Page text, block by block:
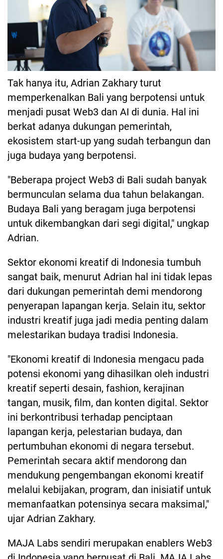
Tak hanya itu, Adrian Zakhary turut
memperkenalkan Bali yang berpotensi untuk
menjadi pusat Web3 dan AI di dunia. Hal ini
berkat adanya dukungan pemerintah,
ekosistem start-up yang sudah terbangun dan
juga budaya yang berpotensi.
"Beberapa project Web3 di Bali sudah banyak
bermunculan selama dua tahun belakangan.
Budaya Bali yang beragam juga berpotensi
untuk dikembangkan dari segi digital," ungkap
Adrian.
Sektor ekonomi kreatif di Indonesia tumbuh
sangat baik, menurut Adrian hal ini tidak lepas
dari dukungan pemerintah demi mendorong
penyerapan lapangan kerja. Selain itu, sektor
industri kreatif juga jadi media penting dalam
melestarikan budaya tradisi Indonesia.
"Ekonomi kreatif di Indonesia mengacu pada
potensi ekonomi yang dihasilkan oleh industri
kreatif seperti desain, fashion, kerajinan
tangan, musik, film, dan konten digital. Sektor
ini berkontribusi terhadap penciptaan
lapangan kerja, pelestarian budaya, dan
pertumbuhan ekonomi di negara tersebut.
Pemerintah secara aktif mendorong dan
mendukung pengembangan ekonomi kreatif
melalui kebijakan, program, dan inisiatif untuk
memanfaatkan potensinya secara maksimal,"
ujar Adrian Zakhary.
MAJA Labs sendiri merupakan enablers Web3